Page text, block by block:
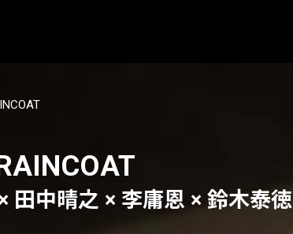
田中晴之 × 李庸恩 × 鈴木泰徳